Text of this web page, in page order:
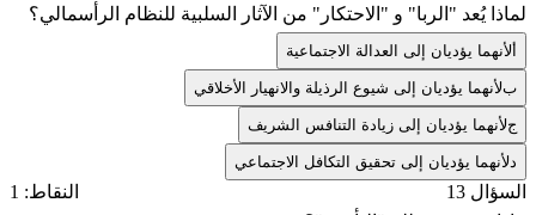
لماذا يُعد "الربا" و "الاحتكار" من الآثار السلبية للنظام الرأسمالي؟
لأنهما يؤديان إلى العدالة الاجتماعية
بلأنهما يؤديان إلى شيوع الرذيلة والانهيار الأخلاقي
جلأنهما يؤديان إلى زيادة التنافس الشريف
لأنهما يؤديان إلى تحقيق التكافل الاجتماعي
السؤال 13
النقاط: 1